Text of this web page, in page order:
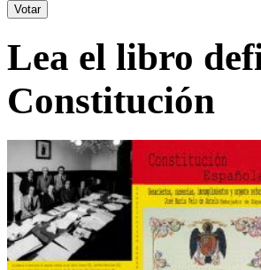
Lea el libro
Constitución